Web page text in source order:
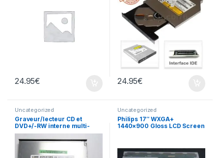
24.95€ 24.95€
Uncategorized
Graveur/lecteur CD et
DVD+/-RW interne multi-
recorder portable DVR-
K16RS
Uncategorized
Philips 17″ WXGA+
1440×900 Gloss LCD Screen